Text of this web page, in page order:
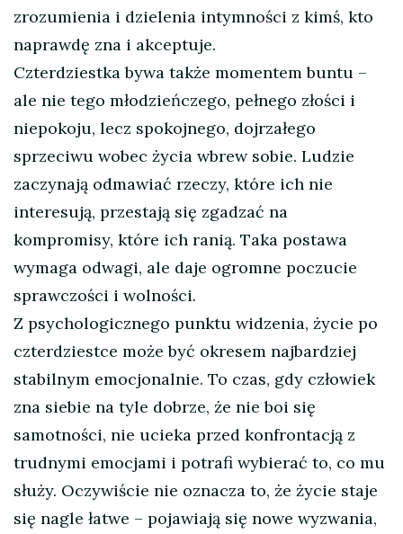
zrozumienia i dzielenia intymności z kimś, kto
naprawdę zna i akceptuje.
Czterdziestka bywa także momentem buntu –
ale nie tego młodzieńczego, pełnego złości i
niepokoju, lecz spokojnego, dojrzałego
sprzeciwu wobec życia wbrew sobie. Ludzie
zaczynają odmawiać rzeczy, które ich nie
interesują, przestają się zgadzać na
kompromisy, które ich ranią. Taka postawa
wymaga odwagi, ale daje ogromne poczucie
sprawczości i wolności.
Z psychologicznego punktu widzenia, życie po
czterdziestce może być okresem najbardziej
stabilnym emocjonalnie. To czas, gdy człowiek
zna siebie na tyle dobrze, że nie boi się
samotności, nie ucieka przed konfrontacją z
trudnymi emocjami i potrafi wybierać to, co mu
służy. Oczywiście nie oznacza to, że życie staje
się nagle łatwe – pojawiają się nowe wyzwania,